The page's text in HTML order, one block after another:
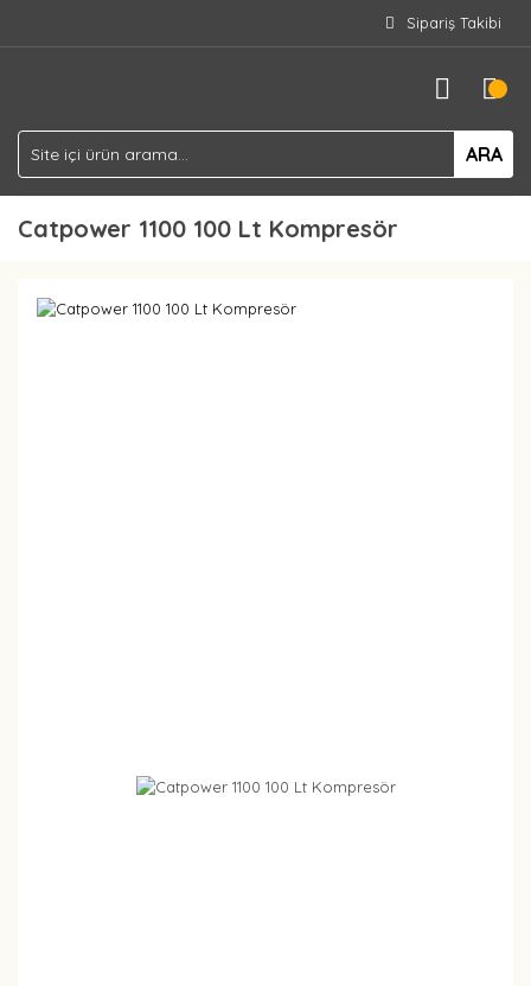
Sipariş Takibi
ARA
Catpower 1100 100 Lt Kompresör